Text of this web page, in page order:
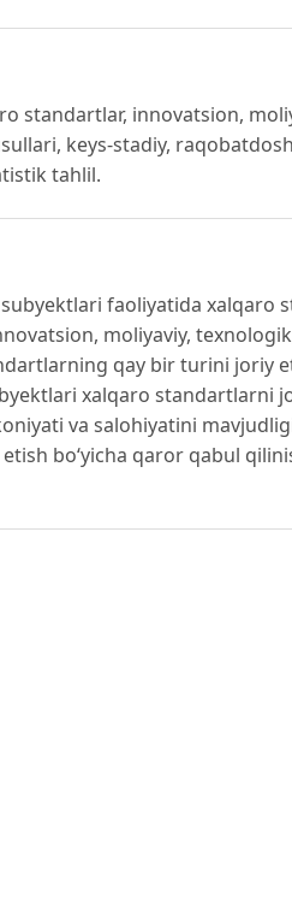
standartlar, innovatsion,
keys-stadiy,
tahlil.
faoliyatida xalqaro
moliyaviy,
qay bir turini joriy
xalqaro standartlarni
va salohiyatini
bo‘yicha qaror qabul